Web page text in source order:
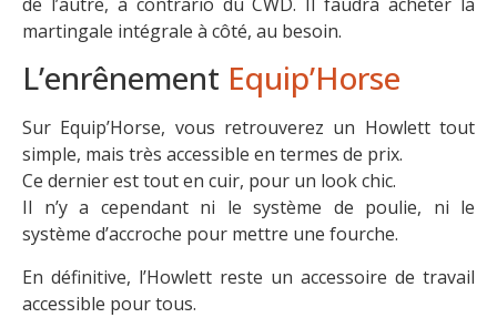
martingale intégrale à côté, au besoin.
L’enrênement Equip’Horse
Sur Equip’Horse, vous retrouverez un Howlett tout
simple, mais très accessible en termes de prix.
Ce dernier est tout en cuir, pour un look chic.
Il n’y a cependant ni le système de poulie, ni le
système d’accroche pour mettre une fourche.
En définitive, l’Howlett reste un accessoire de travail
accessible pour tous.